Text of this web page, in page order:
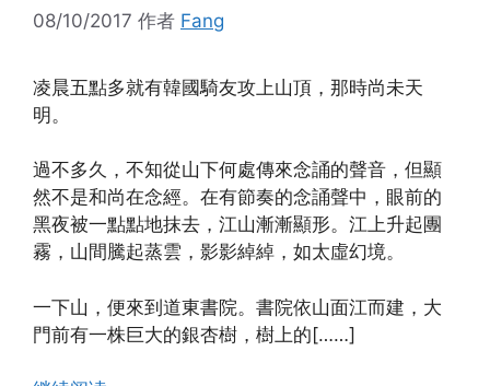
08/10/2017 作者 Fang
凌晨五點多就有韓國騎友攻上山頂，那時尚未天
明。
過不多久，不知從山下何處傳來念誦的聲音，但顯
然不是和尚在念經。在有節奏的念誦聲中，眼前的
黑夜被一點點地抹去，江山漸漸顯形。江上升起團
霧，山間騰起蒸雲，影影綽綽，如太虛幻境。
一下山，便來到道東書院。書院依山面江而建，大
門前有一株巨大的銀杏樹，樹上的[……]